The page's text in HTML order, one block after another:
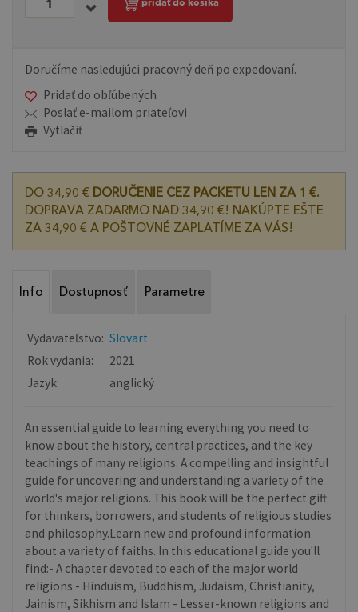
Doručíme nasledujúci pracovný deň po expedovaní.
Pridať do obľúbených
Poslať e-mailom priateľovi
Vytlačiť
DO 34,90 € DORUČENIE CEZ PACKETU LEN ZA 1 €.
DOPRAVA ZADARMO NAD 34,90 €! NAKÚPTE EŠTE
ZA 34,90 € A POŠTOVNÉ ZAPLATÍME ZA VÁS!
Info Dostupnosť Parametre
Vydavateľstvo: Slovart
Rok vydania:
2021
Jazyk:
anglický
An essential guide to learning everything you need to
know about the history, central practices, and the key
teachings of many religions. A compelling and insightful
guide for uncovering and understanding a variety of the
world's major religions. This book will be the perfect gift
for thinkers, borrowers, and students of religious studies
and philosophy.Learn new and profound information
about a variety of faiths. In this educational guide you'll
find:- A chapter devoted to each of the major world
religions - Hinduism, Buddhism, Judaism, Christianity,
Jainism, Sikhism and Islam - Lesser-known religions and